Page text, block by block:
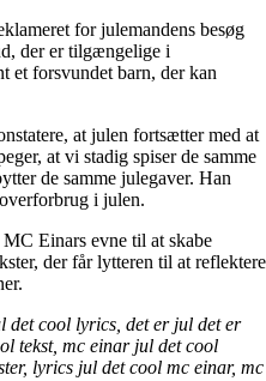
for julemandens besøg
der er tilgængelige i
et forsvundet barn, der kan
at julen fortsætter med at
at vi stadig spiser de samme
de samme julegaver. Han
i julen.
Einars evne til at skabe
der får lytteren til at reflektere
cool lyrics, det er jul det er
tekst, mc einar jul det cool
lyrics jul det cool mc einar, mc